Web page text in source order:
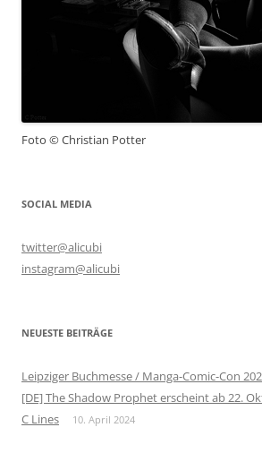
Foto © Christian Potter
SOCIAL MEDIA
twitter@alicubi
instagram@alicubi
NEUESTE BEITRÄGE
Leipziger Buchmesse / Manga-Comic-Con
[DE] The Shadow Prophet erscheint ab 22.
C Lines
10. April 2024